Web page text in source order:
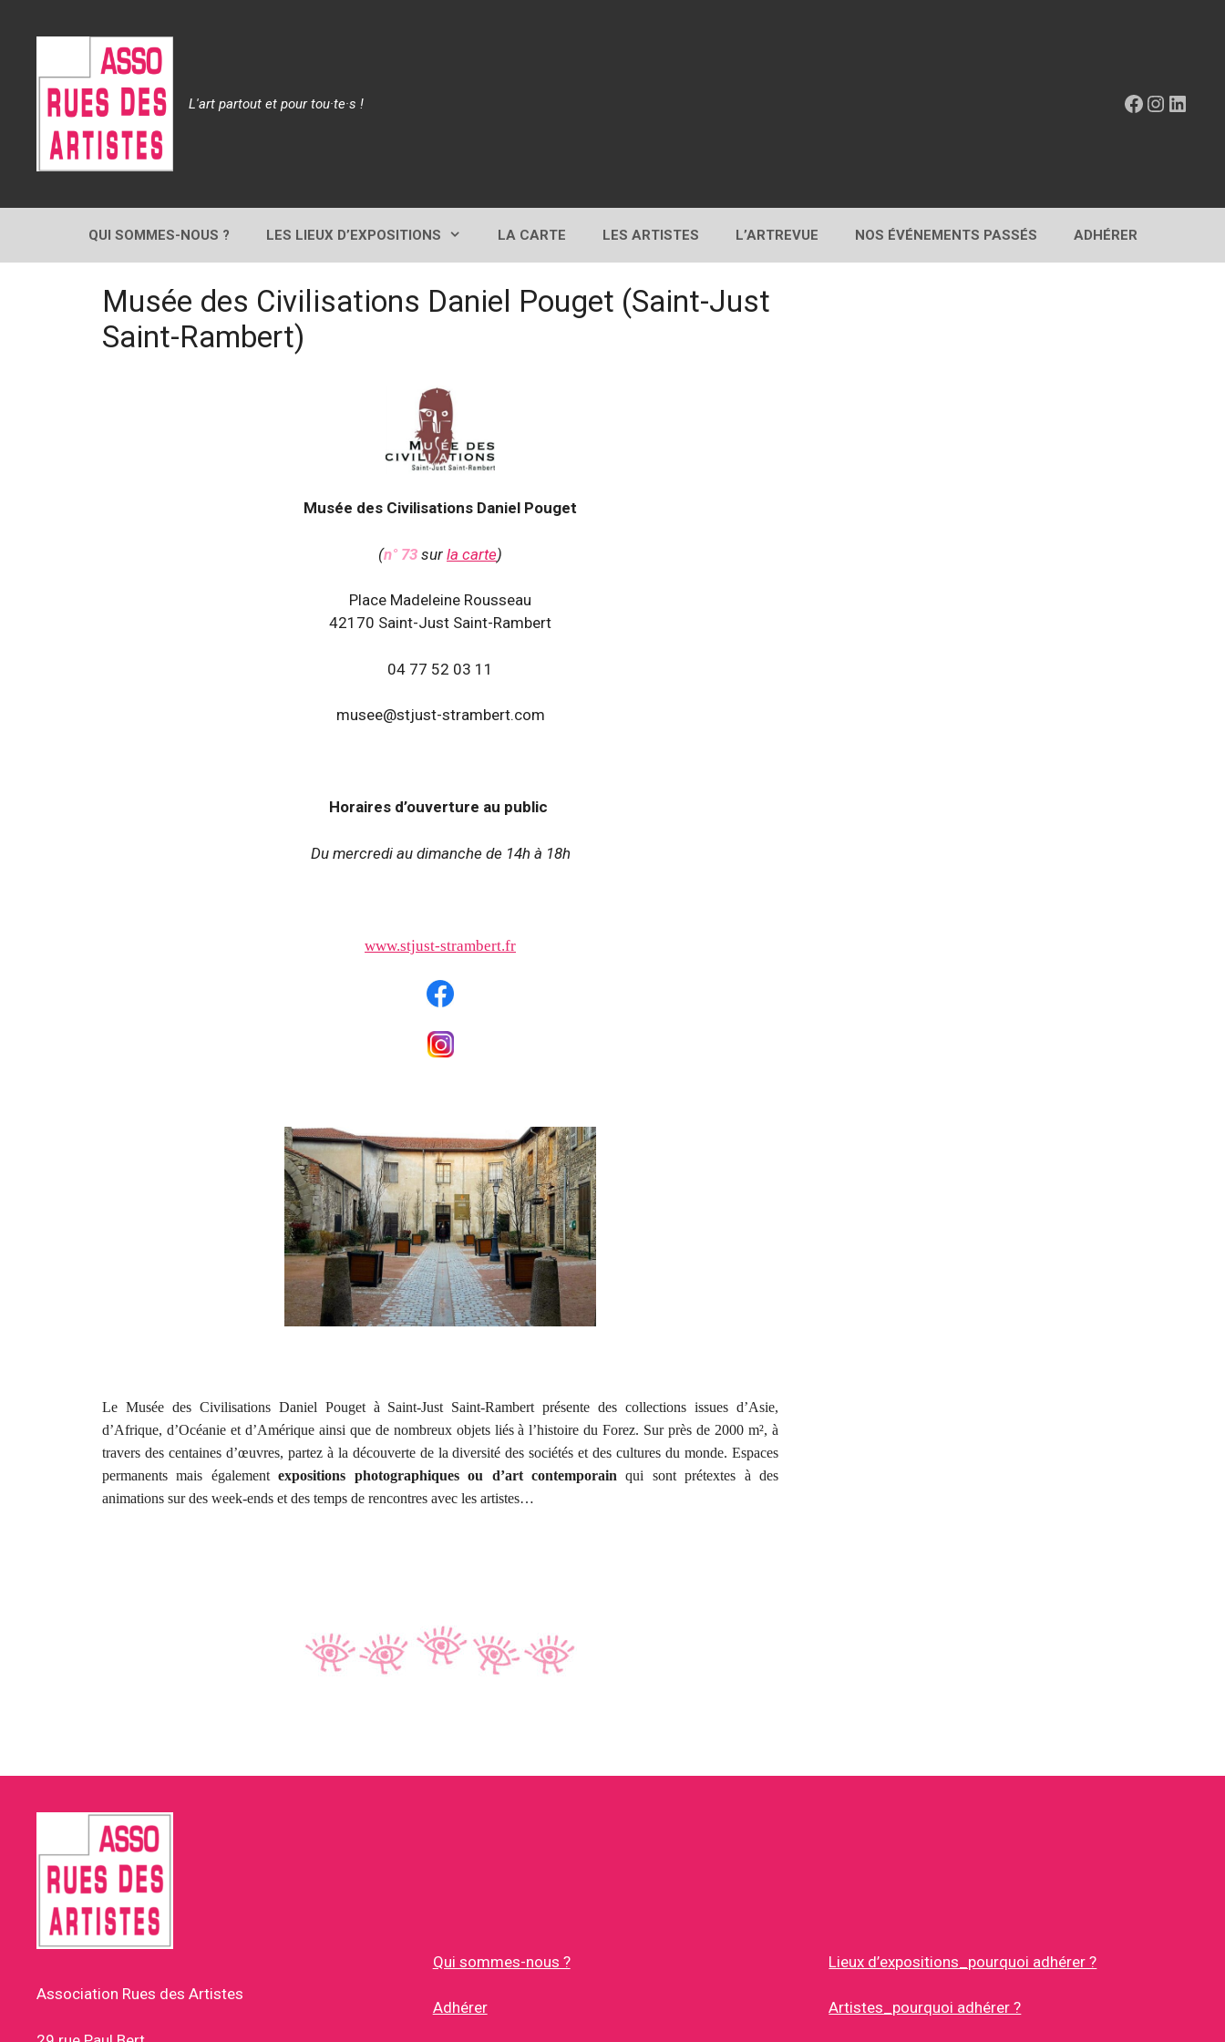
L'art partout et pour tou·te·s ! Facebook
QUI SOMMES-NOUS ? LES LIEUX D’EXPOSITIONS LA CARTE LES ARTISTES L’ARTREVUE NOS ÉVÉNEMENTS PASSÉS ADHÉRER
Musée des Civilisations Daniel Pouget (Saint-Just
Saint-Rambert)
Musée des Civilisations Daniel Pouget
(n° 73 sur la carte)
Place Madeleine Rousseau
42170 Saint-Just Saint-Rambert
04 77 52 03 11
musee@stjust-strambert.com
Horaires d’ouverture au public
Du mercredi au dimanche de 14h à 18h
www.stjust-strambert.fr
Le Musée des Civilisations Daniel Pouget à Saint-Just Saint-Rambert présente des collections issues d’Asie,
d’Afrique, d’Océanie et d’Amérique ainsi que de nombreux objets liés à l’histoire du Forez. Sur près de 2000 m², à
travers des centaines d’œuvres, partez à la découverte de la diversité des sociétés et des cultures du monde. Espaces
permanents mais égalementexpositions photographiques ou d’art contemporain qui sont prétextes à des
animations sur des week-ends et des temps de rencontres avec les artistes…
Association Rues des Artistes
Qui sommes-nous ?
Adhérer
Lieux d’expositions_pourquoi adhérer ?
Artistes_pourquoi adhérer ?